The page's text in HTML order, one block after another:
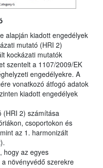
alapján kiadott engedélyek
mutató (HRI 2)
kockázati mutatók
szentelt a 1107/2009/EK
engedélyekre. A
vonatkozó átfogó adatok
kiadott engedélyek
(HRI 2) számítása
csoportokon és
az 1. harmonizált
hogy az egyes
növényvédő szerekre